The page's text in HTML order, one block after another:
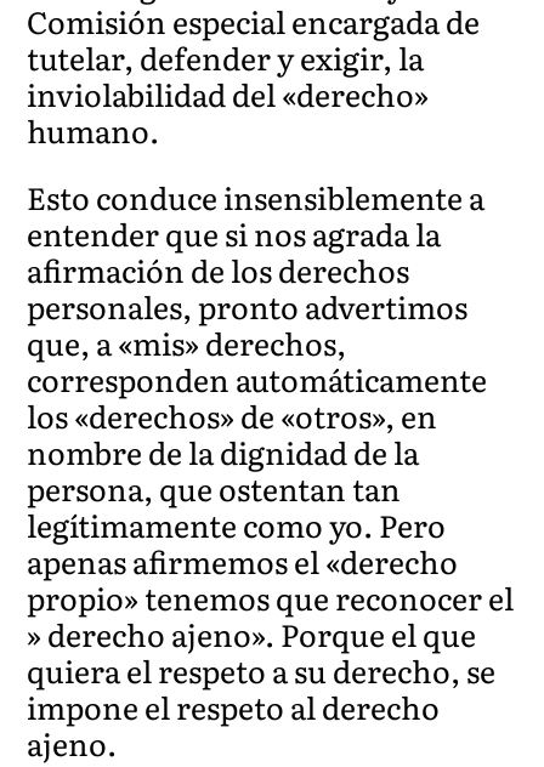
Comisión especial encargada de
tutelar, defender y exigir, la
inviolabilidad del «derecho»
humano.
Esto conduce insensiblemente a
entender que si nos agrada la
afirmación de los derechos
personales, pronto advertimos
que, a «mis» derechos,
corresponden automáticamente
los «derechos» de «otros», en
nombre de la dignidad de la
persona, que ostentan tan
legítimamente como yo. Pero
apenas afirmemos el «derecho
propio» tenemos que reconocer el
» derecho ajeno». Porque el que
quiera el respeto a su derecho, se
impone el respeto al derecho
ajeno.